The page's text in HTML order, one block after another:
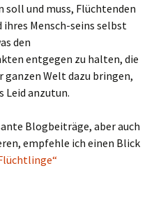
soll und muss, Flüchtenden
Mensch-seins selbst
den
entgegen zu halten, die
ganzen Welt dazu bringen,
Leid anzutun.
Blogbeiträge, aber auch
empfehle ich einen Blick